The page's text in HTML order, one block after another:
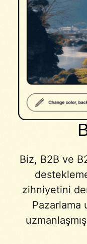
Biz, B2B ve
zihniyetini
Pazarlama